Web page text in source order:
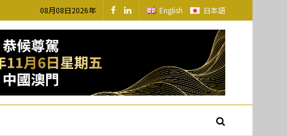
08月08日2026年 English 日本語